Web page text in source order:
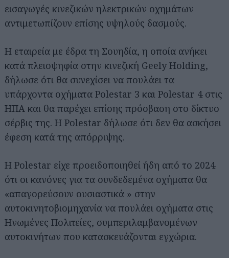
εισαγωγές κινεζικών ηλεκτρικών οχημάτων
αντιμετωπίζουν επίσης υψηλούς δασμούς.
Η εταιρεία με έδρα τη Σουηδία, η οποία ανήκει
κατά πλειοψηφία στην κινεζική Geely Holding,
δήλωσε ότι θα συνεχίσει να πουλάει τα
υπάρχοντα οχήματα Polestar 3 και Polestar 4 στις
ΗΠΑ και θα παρέχει επίσης πρόσβαση στο δίκτυο
σέρβις της. Η Polestar δήλωσε ότι δεν θα ασκήσει
έφεση κατά της απόρριψης.
Η Polestar είχε προειδοποιηθεί ήδη από το 2024
ότι οι κανόνες για τα συνδεδεμένα οχήματα θα
«απαγορεύσουν ουσιαστικά » στην
αυτοκινητοβιομηχανία να πουλάει οχήματα στις
Ηνωμένες Πολιτείες, συμπεριλαμβανομένων
αυτοκινήτων που κατασκευάζονται εγχώρια.